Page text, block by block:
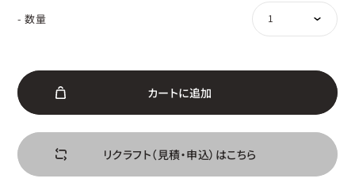
- 数量
カー トに追加
リクラフ ト（ 見積・申込） はこちら